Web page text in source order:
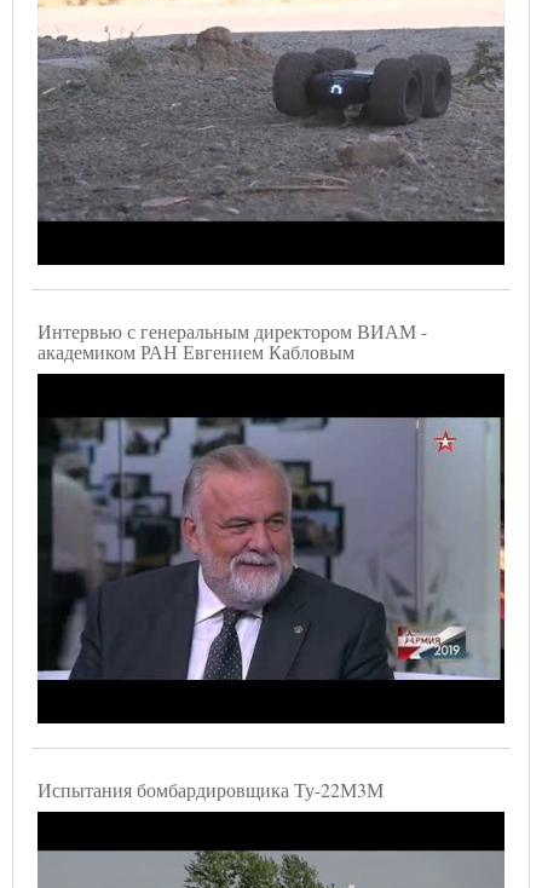
Интервью с генеральным директором ВИАМ -
академиком РАН Евгением Кабловым
Испытания бомбардировщика Ту-22М3М